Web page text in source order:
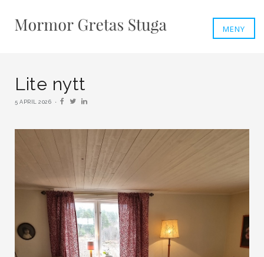
MENY
Lite nytt
5 APRIL 2026